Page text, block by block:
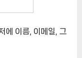
에 이름, 이메일, 그